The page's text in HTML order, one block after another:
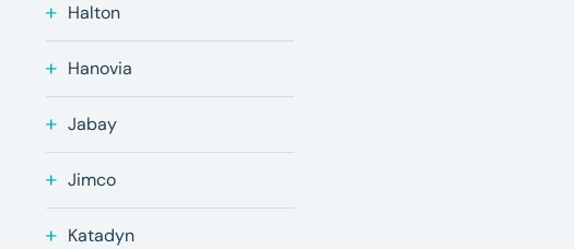
Halton
Hanovia
Jabay
Jimco
Katadyn